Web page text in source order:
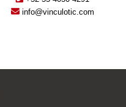
info@vinculotic.com